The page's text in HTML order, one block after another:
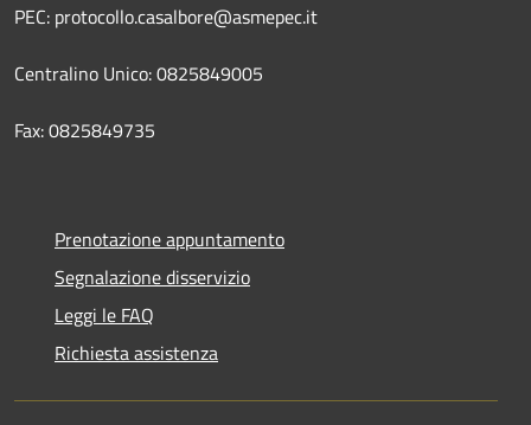
PEC: protocollo.casalbore@asmepec.it
Centralino Unico: 0825849005
Fax: 0825849735
Prenotazione appuntamento
Segnalazione disservizio
Leggi le FAQ
Richiesta assistenza